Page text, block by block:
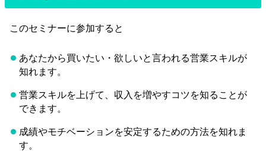
このセミナーに参加すると
あなたから買いたい・欲しいと言われる営業スキルが
知れます。
営業スキルを上げて、収入を増やすコツを知ることが
できます。
成績やモチベーションを安定するための方法を知れま
す。